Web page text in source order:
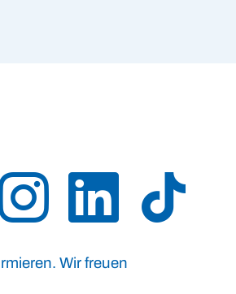
Wir freuen